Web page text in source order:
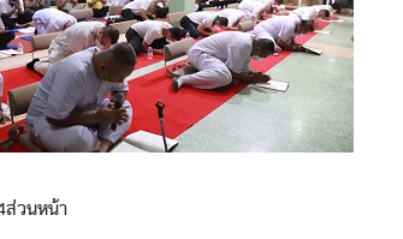
ส่วนหน้า